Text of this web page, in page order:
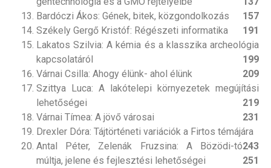
Bardóczi Ákos: Gének, bitek, közgondolkozás
157
Székely Gergő Kristóf: Régészeti informatika
191
Lakatos Szilvia: A kémia és a klasszika archeológia
kapcsolatáról
199
Várnai Csilla: Ahogy élünk- ahol élünk
209
Szittya Luca: A lakótelepi környezetek megújítási
lehetőségei
219
Várnai Tímea: A jövő városai
231
Drexler Dóra: Tájtörténeti variációk a Firtos témájára
243
Antal Péter, Zelenák Fruzsina: A Bözödi-tó
múltja, jelene és fejlesztési lehetőségei
251